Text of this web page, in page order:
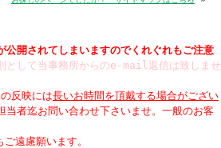
公開されてしまいますのでくれぐれもご注意
として当事務所からのe-mail返信は致しませ
反映には長いお時間を頂戴する場合がござい
者迄お問い合わせ下さいませ。一般のお客
遠慮願います。